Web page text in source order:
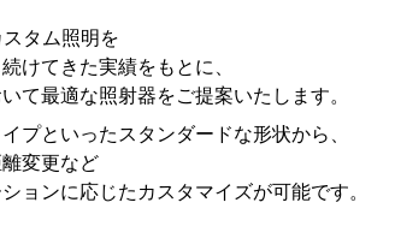
タム照明を
けてきた実績をもとに、
て最適な照射器をご提案いたします。
プといったスタンダードな形状から、
変更など
ョンに応じたカスタマイズが可能です。